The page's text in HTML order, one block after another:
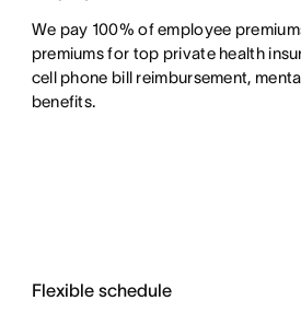
We pay 100% of employee
premiums for top private health
cell phone bill reimbursement,
benefits.
Flexible schedule